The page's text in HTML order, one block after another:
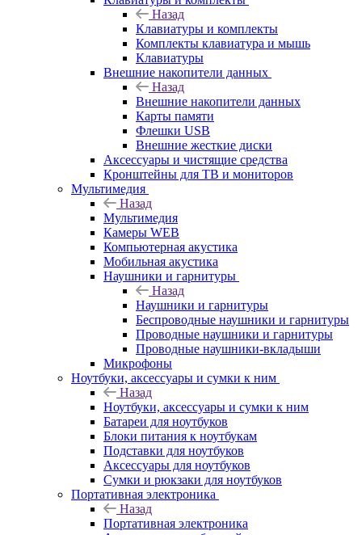
Назад
Клавиатуры и комплекты
Комплекты клавиатура и мышь
Клавиатуры
Внешние накопители данных
Назад
Внешние накопители данных
Карты памяти
Флешки USB
Внешние жесткие диски
Аксессуары и чистящие средства
Кронштейны для ТВ и мониторов
Мультимедия
Назад
Мультимедия
Камеры WEB
Компьютерная акустика
Мобильная акустика
Наушники и гарнитуры
Назад
Наушники и гарнитуры
Беспроводные наушники и гарнитуры
Проводные наушники и гарнитуры
Проводные наушники-вкладыши
Микрофоны
Ноутбуки, аксессуары и сумки к ним
Назад
Ноутбуки, аксессуары и сумки к ним
Батареи для ноутбуков
Блоки питания к ноутбукам
Подставки для ноутбуков
Аксессуары для ноутбуков
Сумки и рюкзаки для ноутбуков
Портативная электроника
Назад
Портативная электроника